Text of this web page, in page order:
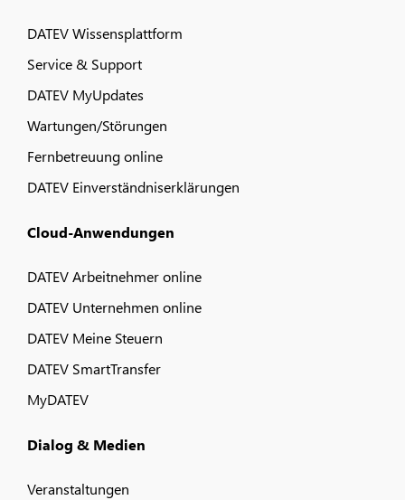
DATEV Wissensplattform
Service & Support
DATEV MyUpdates
Wartungen/Störungen
Fernbetreuung online
DATEV Einverständniserklärungen
Cloud-Anwendungen
DATEV Arbeitnehmer online
DATEV Unternehmen online
DATEV Meine Steuern
DATEV SmartTransfer
MyDATEV
Dialog & Medien
Veranstaltungen